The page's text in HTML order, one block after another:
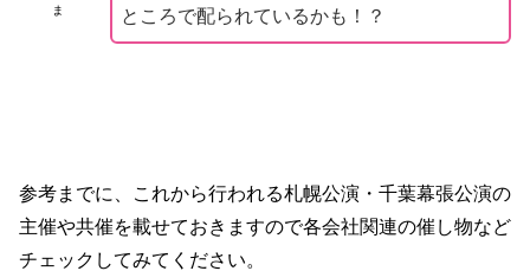
ま
ところで配られているかも！？
参考までに、これから行われる札幌公演・千葉幕張公演の
主催や共催を載せておきますので各会社関連の催し物など
チェックしてみてください。